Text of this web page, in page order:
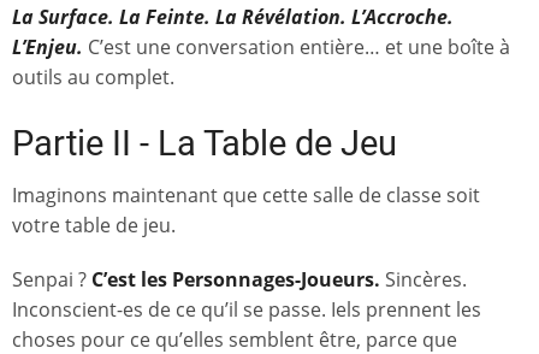
La Surface. La Feinte. La Révélation. L’Accroche.
L’Enjeu. C’est une conversation entière… et une boîte à
outils au complet.
Partie II - La Table de Jeu
Imaginons maintenant que cette salle de classe soit
votre table de jeu.
Senpai ? C’est les Personnages-Joueurs. Sincères.
Inconscient-es de ce qu’il se passe. Iels prennent les
choses pour ce qu’elles semblent être, parce que